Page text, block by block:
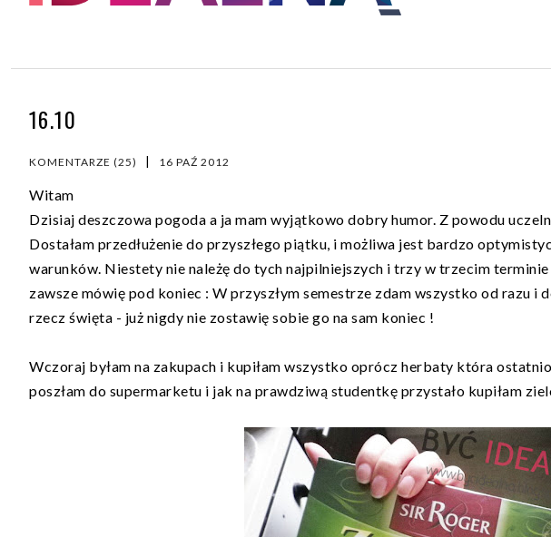
16.10
KOMENTARZE (25) | 16 PAŹ 2012
Witam
Dzisiaj deszczowa pogoda a ja mam wyjątkowo dobry humor. Z powodu
Dostałam przedłużenie do przyszłego piątku, i możliwa jest bardzo
warunków. Niestety nie należę do tych najpilniejszych i trzy w trzecim
zawsze mówię pod koniec : W przyszłym semestrze zdam wszystko od razu i
rzecz święta - już nigdy nie zostawię sobie go na sam koniec !
Wczoraj byłam na zakupach i kupiłam wszystko oprócz herbaty która
poszłam do supermarketu i jak na prawdziwą studentkę przystało kupiłam